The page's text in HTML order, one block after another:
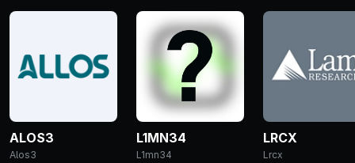
ALOS3
Alos3
L1MN34
L1mn34
LRCX
Lrcx